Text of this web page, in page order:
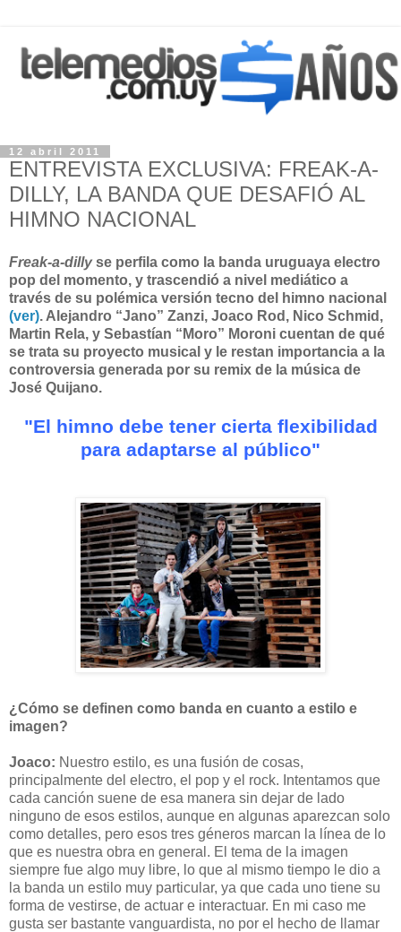
12 abril 2011
ENTREVISTA EXCLUSIVA: FREAK-A-
DILLY, LA BANDA QUE DESAFIÓ AL
HIMNO NACIONAL
Freak-a-dillyse perfila como la banda uruguaya electro
pop del momento, y trascendió a nivel mediático a
través de su polémica versión tecno del himno nacional
(ver). Alejandro “Jano” Zanzi, Joaco Rod, Nico Schmid,
Martin Rela, y Sebastían “Moro” Moroni cuentan de qué
se trata su proyecto musical y le restan importancia a la
controversia generada por su remix de la música de
José Quijano.
"El himno debe tener cierta flexibilidad
para adaptarse al público"
¿Cómo se definen como banda en cuanto a estilo e
imagen?
Joaco: Nuestro estilo, es una fusión de cosas,
principalmente del electro, el pop y el rock. Intentamos que
cada canción suene de esa manera sin dejar de lado
ninguno de esos estilos, aunque en algunas aparezcan solo
como detalles, pero esos tres géneros marcan la línea de lo
que es nuestra obra en general. El tema de la imagen
siempre fue algo muy libre, lo que al mismo tiempo le dio a
la banda un estilo muy particular, ya que cada uno tiene su
forma de vestirse, de actuar e interactuar. En mi caso me
gusta ser bastante vanguardista, no por el hecho de llamar